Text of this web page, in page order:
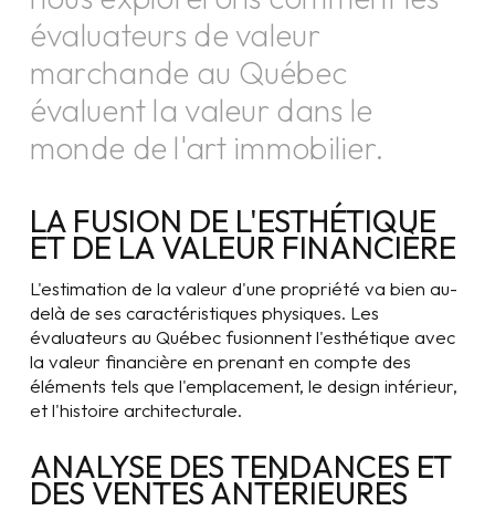
évaluateurs de valeur
marchande au Québec
évaluent la valeur dans le
monde de l'art immobilier.
LA FUSION DE L'ESTHÉTIQUE
ET DE LA VALEUR FINANCIÈRE
L'estimation de la valeur d'une propriété va bien au-
delà de ses caractéristiques physiques. Les
évaluateurs au Québec fusionnent l'esthétique avec
la valeur financière en prenant en compte des
éléments tels que l'emplacement, le design intérieur,
et l'histoire architecturale.
ANALYSE DES TENDANCES ET
DES VENTES ANTÉRIEURES